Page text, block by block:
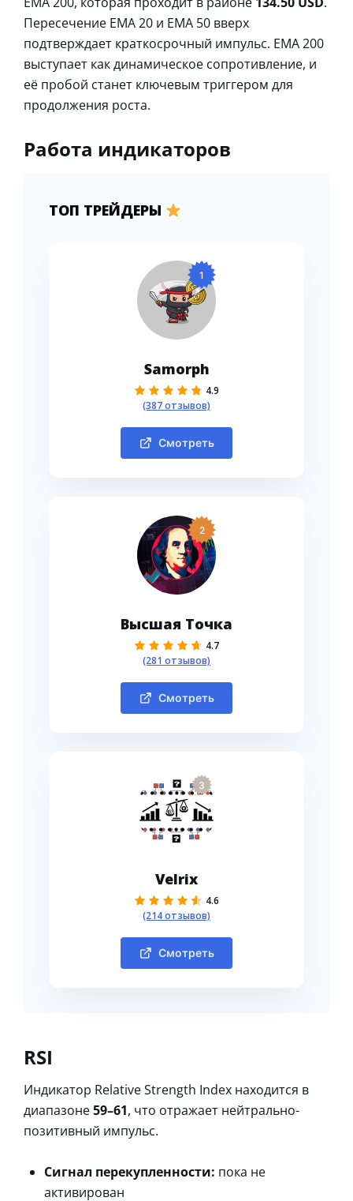
Пересечение EMA 20 и EMA 50 вверх
подтверждает краткосрочный импульс. EMA 200
выступает как динамическое сопротивление, и
её пробой станет ключевым триггером для
продолжения роста.
Работа индикаторов
ТОП ТРЕЙДЕРЫ
1
Samorph
4.9
(387 отзывов)
Смотреть
2
Высшая Точка
4.7
(281 отзывов)
Смотреть
3
Velrix
4.6
(214 отзывов)
Смотреть
RSI
Индикатор Relative Strength Index находится в
диапазоне59–61, что отражает нейтрально-
позитивный импульс.
Сигнал перекупленности: пока не
активирован